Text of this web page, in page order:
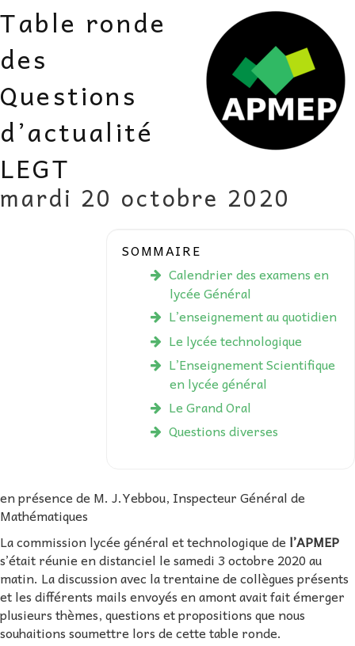
ADHÉRER
AU FIL DES MATHS
LIBRAIRIE
Table ronde
des
Questions
d’actualité
LEGT
mardi 20 octobre 2020
SOMMAIRE
Calendrier des examens en
lycée Général
L’enseignement au quotidien
Le lycée technologique
L’Enseignement Scientifique
en lycée général
Le Grand Oral
Questions diverses
en présence de M. J.Yebbou, Inspecteur Général de
Mathématiques
La commission lycée général et technologique de l’APMEP
s’était réunie en distanciel le samedi 3 octobre 2020 au
matin. La discussion avec la trentaine de collègues présents
et les différents mails envoyés en amont avait fait émerger
plusieurs thèmes, questions et propositions que nous
souhaitions soumettre lors de cette table ronde.